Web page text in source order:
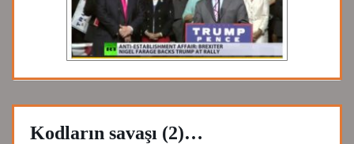
Kodların savaşı (2)…